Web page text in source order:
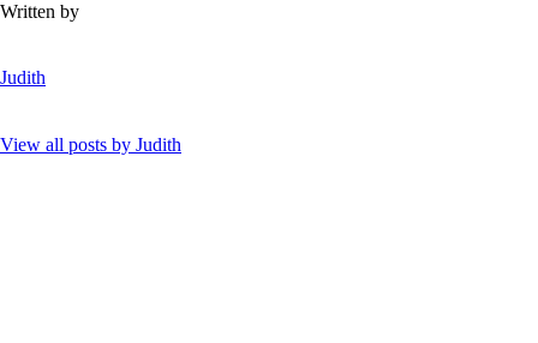
Written by
Judith
View all posts by Judith